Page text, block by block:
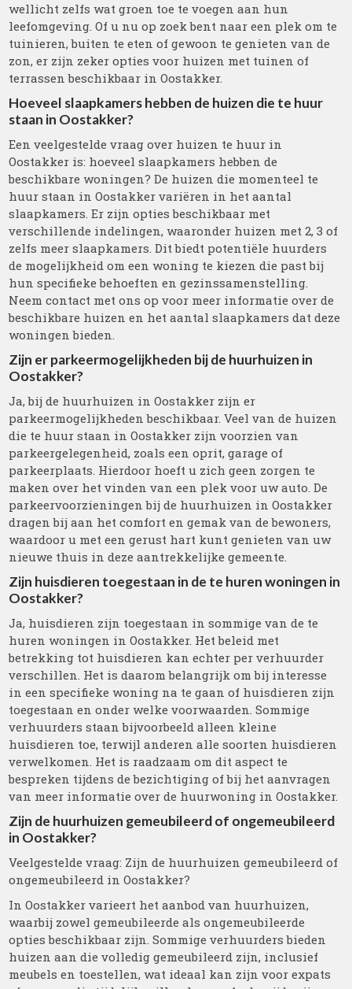
wellicht zelfs wat groen toe te voegen aan hun
leefomgeving. Of u nu op zoek bent naar een plek om te
tuinieren, buiten te eten of gewoon te genieten van de
zon, er zijn zeker opties voor huizen met tuinen of
terrassen beschikbaar in Oostakker.
Hoeveel slaapkamers hebben de huizen die te huur
staan in Oostakker?
Een veelgestelde vraag over huizen te huur in
Oostakker is: hoeveel slaapkamers hebben de
beschikbare woningen? De huizen die momenteel te
huur staan in Oostakker variëren in het aantal
slaapkamers. Er zijn opties beschikbaar met
verschillende indelingen, waaronder huizen met 2, 3 of
zelfs meer slaapkamers. Dit biedt potentiële huurders
de mogelijkheid om een woning te kiezen die past bij
hun specifieke behoeften en gezinssamenstelling.
Neem contact met ons op voor meer informatie over de
beschikbare huizen en het aantal slaapkamers dat deze
woningen bieden.
Zijn er parkeermogelijkheden bij de huurhuizen in
Oostakker?
Ja, bij de huurhuizen in Oostakker zijn er
parkeermogelijkheden beschikbaar. Veel van de huizen
die te huur staan in Oostakker zijn voorzien van
parkeergelegenheid, zoals een oprit, garage of
parkeerplaats. Hierdoor hoeft u zich geen zorgen te
maken over het vinden van een plek voor uw auto. De
parkeervoorzieningen bij de huurhuizen in Oostakker
dragen bij aan het comfort en gemak van de bewoners,
waardoor u met een gerust hart kunt genieten van uw
nieuwe thuis in deze aantrekkelijke gemeente.
Zijn huisdieren toegestaan in de te huren woningen in
Oostakker?
Ja, huisdieren zijn toegestaan in sommige van de te
huren woningen in Oostakker. Het beleid met
betrekking tot huisdieren kan echter per verhuurder
verschillen. Het is daarom belangrijk om bij interesse
in een specifieke woning na te gaan of huisdieren zijn
toegestaan en onder welke voorwaarden. Sommige
verhuurders staan bijvoorbeeld alleen kleine
huisdieren toe, terwijl anderen alle soorten huisdieren
verwelkomen. Het is raadzaam om dit aspect te
bespreken tijdens de bezichtiging of bij het aanvragen
van meer informatie over de huurwoning in Oostakker.
Zijn de huurhuizen gemeubileerd of ongemeubileerd
in Oostakker?
Veelgestelde vraag: Zijn de huurhuizen gemeubileerd of
ongemeubileerd in Oostakker?
In Oostakker varieert het aanbod van huurhuizen,
waarbij zowel gemeubileerde als ongemeubileerde
opties beschikbaar zijn. Sommige verhuurders bieden
huizen aan die volledig gemeubileerd zijn, inclusief
meubels en toestellen, wat ideaal kan zijn voor expats